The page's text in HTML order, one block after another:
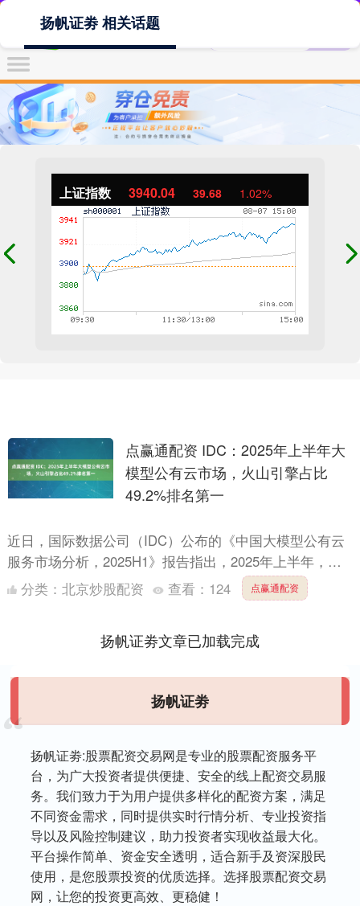
上证指数 3940.04 39.68 1.02%
扬帆证劵 相关话题
点赢通配资 IDC：2025年上半年大
模型公有云市场，火山引擎占比
49.2%排名第一
近日，国际数据公司（IDC）公布的《中国大模型公有云
服务市场分析，2025H1》报告指出，2025年上半年，中
国公有云上大模型调用量达536.7万亿Tokens....
分类： 北京炒股配资 查看： 124 点赢通配资
扬帆证劵文章已加载完成
扬帆证劵
扬帆证劵:股票配资交易网是专业的股票配资服务平
台，为广大投资者提供便捷、安全的线上配资交易服
务。我们致力于为用户提供多样化的配资方案，满足
不同资金需求，同时提供实时行情分析、专业投资指
导以及风险控制建议，助力投资者实现收益最大化。
平台操作简单、资金安全透明，适合新手及资深股民
使用，是您股票投资的优质选择。选择股票配资交易
网，让您的投资更高效、更稳健！